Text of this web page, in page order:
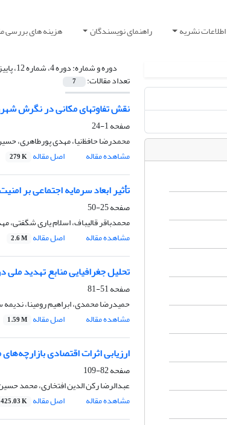
اطلاعات نشریه راهنمای نویسندگان هزینه های بررسی
دوره و شماره:دوره 4، شماره 12، پاییز 1387
تعداد مقالات: 7
نقش تفاوتهای مکانی در نگرش
صفحه1-24
محمدرضا حافظ‌نیا‌، مهدی پورطاهری،
مشاهده مقاله
اصل مقاله 279 K
تأثیر ابعاد سرمایه اجتماعی بر
صفحه25-50
محمدباقر قالیباف، اسلام یاری شگفتی،
مشاهده مقاله
اصل مقاله 2.6 M
تحلیل جغرافیایی منابع تهدید ملی
صفحه51-81
حمیدرضا محمدی، ابراهیم رومینا، ندیمه
مشاهده مقاله
اصل مقاله 1.59 M
ارزیابی اثرات اقتصادی
صفحه82-109
عبدالرضا رکن الدین افتخاری، محمد
مشاهده مقاله
اصل مقاله 425.03 K